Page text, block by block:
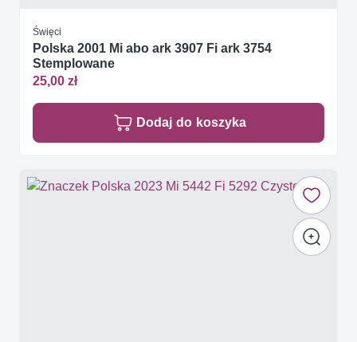
Święci
Polska 2001 Mi abo ark 3907 Fi ark 3754
Stemplowane
25,00 zł
Dodaj do koszyka